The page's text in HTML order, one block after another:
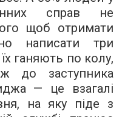
справ не
щоб отримати
написати три
ганяють по колу,
до заступника
— це взагалі
на яку піде з